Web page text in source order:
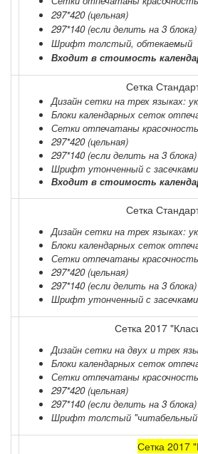
297*420 (цельная)
297*140 (если делить на 3 блока)
Шрифт толстый, обтекаемый
Входит в стоимость
Сетка
Дизайн сетки на трех языках:
Блоки календарных сеток
Сетки отпечатаны
297*420 (цельная)
297*140 (если делить на 3 блока)
Шрифт утонченный с засечками
Входит в стоимость
Сетка
Дизайн сетки на трех языках:
Блоки календарных сеток
Сетки отпечатаны
297*420 (цельная)
297*140 (если делить на 3 блока)
Шрифт утонченный с засечками
Сетка 2017
Дизайн сетки на двух и трех
Блоки календарных сеток
Сетки отпечатаны
297*420 (цельная)
297*140 (если делить на 3 блока)
Шрифт толстый "читабельный"
Сетка 2017